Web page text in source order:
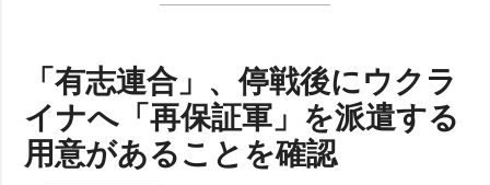
「有志連合」、停戦後にウクラ
イナへ「再保証軍」を派遣する
用意があることを確認